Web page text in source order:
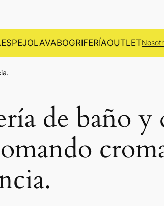
ESPEJOLAVABOGRIFERÍAOUTLET
de baño y